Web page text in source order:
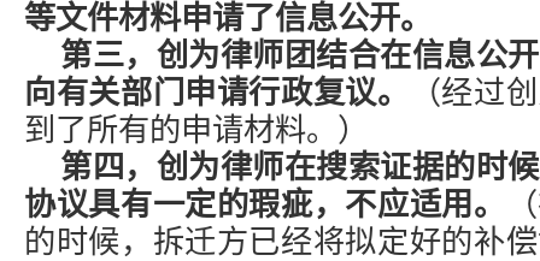
等文件材料申请了信息公开。
第三，创为律师团结合在信息公
向有关部门申请行政复议。
（经过
到了所有的申请材料。）
第四，创为律师在搜索证据的时
协议具有一定的瑕疵，不应适用。
的时候，拆迁方已经将拟定好的补